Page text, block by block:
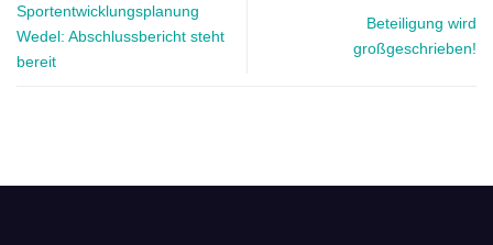
Sportentwicklungsplanung
Wedel: Abschlussbericht steht
bereit
Beteiligung wird
großgeschrieben!